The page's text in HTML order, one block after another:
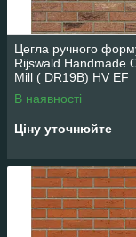
Цегла ручного
Rijswald Handmade
Mill ( DR19B) HV EF
215x100x65
В наявності
Ціну уточнюйте